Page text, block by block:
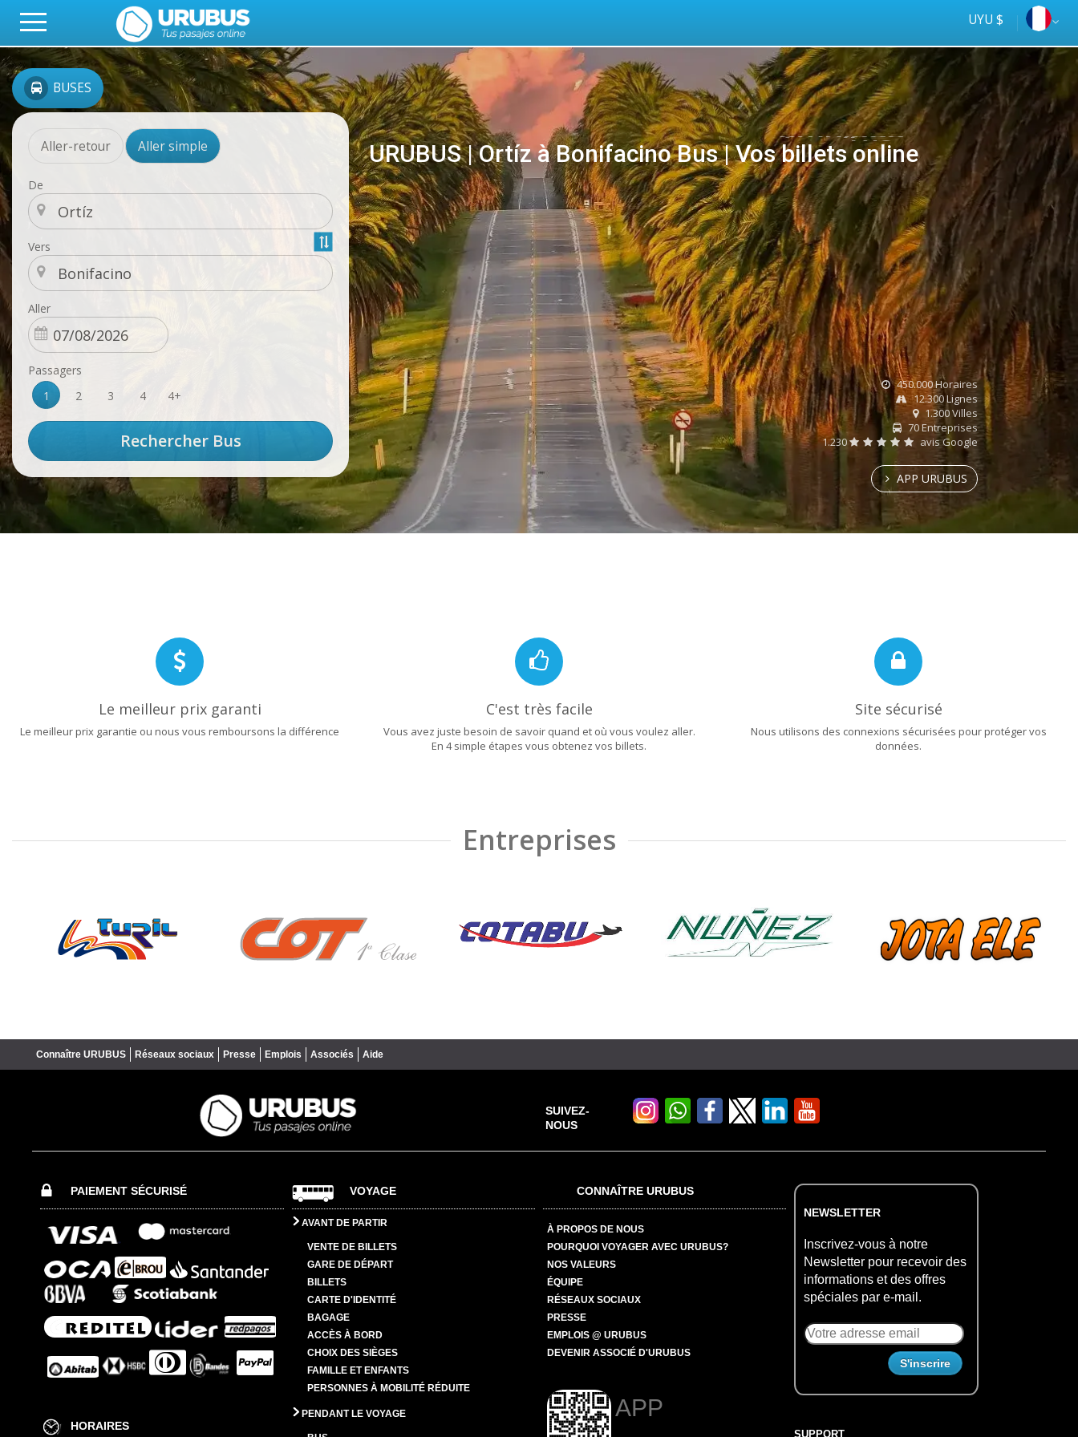
UYU $
BUSES
Aller-retour Aller simple
De
Vers
Aller
Passagers
1
2 3 4 4+
URUBUS | Ortíz à Bonifacino Bus | Vos billets online
online
Tus
ómnibus
450.000 Horaires
12.300 Lignes
1.300 Villes
70 Entreprises
1.230
avis Google
APP URUBUS
Le meilleur prix garanti
Le meilleur prix garantie ou nous vous remboursons la différence
C'est très facile
Vous avez juste besoin de savoir quand et où vous voulez aller.
En 4 simple étapes vous obtenez vos billets.
Site sécurisé
Nous utilisons des connexions sécurisées pour protéger vos
données.
Entreprises
Connaître URUBUS Réseaux sociaux Presse Emplois Associés Aide
SUIVEZ-
NOUS
PAIEMENT SÉCURISÉ
HORAIRES
VOYAGE
AVANT DE PARTIR
VENTE DE BILLETS
GARE DE DÉPART
BILLETS
CARTE D'IDENTITÉ
BAGAGE
ACCÈS À BORD
CHOIX DES SIÈGES
FAMILLE ET ENFANTS
PERSONNES À MOBILITÉ RÉDUITE
PENDANT LE VOYAGE
CONNAÎTRE URUBUS
À PROPOS DE NOUS
POURQUOI VOYAGER AVEC URUBUS?
NOS VALEURS
ÉQUIPE
RÉSEAUX SOCIAUX
PRESSE
EMPLOIS @ URUBUS
DEVENIR ASSOCIÉ D'URUBUS
APP
NEWSLETTER
Inscrivez-vous à notre
Newsletter pour recevoir des
informations et des offres
spéciales par e-mail.
SUPPORT